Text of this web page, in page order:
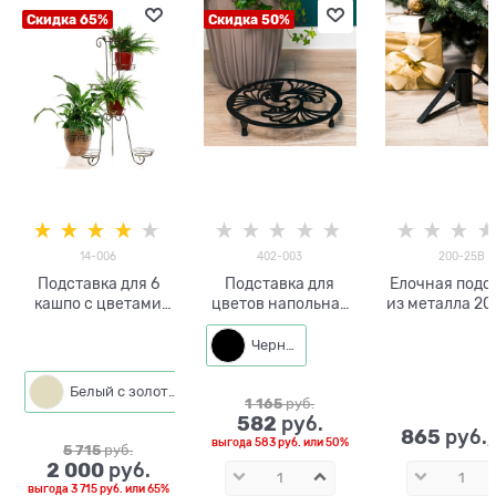
Скидка 65%
14-006
Подставка для 6
кашпо с цветами
Белый с золотым
5 715 руб.
2 000 руб.
выгода 3 715 руб. или65%
Скидка 50%
402-003
Подставка для
цветов напольная
402-003
Черный
1 165 руб.
582 руб.
выгода 583 руб. или50%
200-25B
Елочная
из металла
865